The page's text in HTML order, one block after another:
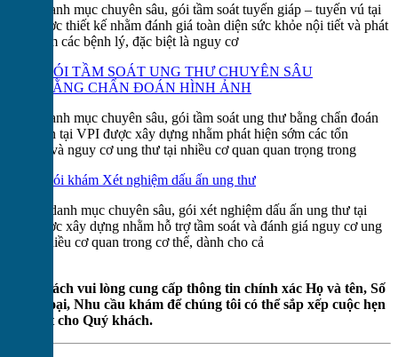
Với 6 danh mục chuyên sâu, gói tầm soát tuyến giáp – tuyến vú tại
VPI được thiết kế nhằm đánh giá toàn diện sức khỏe nội tiết và phát
hiện sớm các bệnh lý, đặc biệt là nguy cơ
GÓI TẦM SOÁT UNG THƯ CHUYÊN SÂU
BẰNG CHẨN ĐOÁN HÌNH ẢNH
Với 8 danh mục chuyên sâu, gói tầm soát ung thư bằng chẩn đoán
hình ảnh tại VPI được xây dựng nhằm phát hiện sớm các tổn
thương và nguy cơ ung thư tại nhiều cơ quan quan trọng trong
Gói khám Xét nghiệm dấu ấn ung thư
Với 10 danh mục chuyên sâu, gói xét nghiệm dấu ấn ung thư tại
VPI được xây dựng nhằm hỗ trợ tầm soát và đánh giá nguy cơ ung
thư ở nhiều cơ quan trong cơ thể, dành cho cả
Quý khách vui lòng cung cấp thông tin chính xác Họ và tên, Số
điện thoại, Nhu cầu khám để chúng tôi có thể sắp xếp cuộc hẹn
tốt nhất cho Quý khách.